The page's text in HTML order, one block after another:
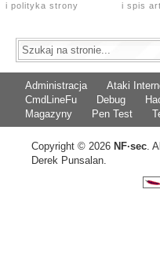
i polityka strony i spis
Administracja Ataki
CmdLineFu
Debug
Magazyny
Pen Test
Copyright © 2026 NF·sec.
Derek Punsalan.